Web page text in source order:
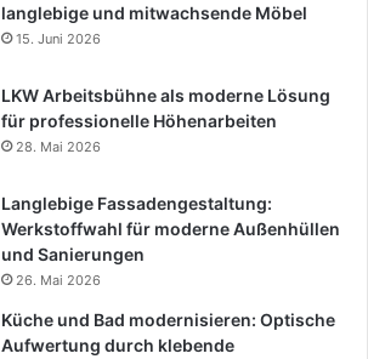
langlebige und mitwachsende Möbel
15. Juni 2026
LKW Arbeitsbühne als moderne Lösung
für professionelle Höhenarbeiten
28. Mai 2026
Langlebige Fassadengestaltung:
Werkstoffwahl für moderne Außenhüllen
und Sanierungen
26. Mai 2026
Küche und Bad modernisieren: Optische
Aufwertung durch klebende